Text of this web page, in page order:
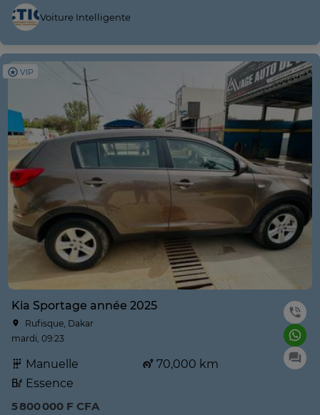
Voiture Intelligente
VIP
Kia Sportage année 2025
Rufisque, Dakar
mardi, 09:23
Manuelle
70,000 km
Essence
5 800 000 F CFA